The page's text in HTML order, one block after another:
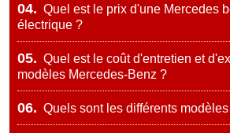
04. Quel est le prix d'une Mercedes
électrique ?
05. Quel est le coût d'entretien et
modèles Mercedes-Benz ?
06. Quels sont les différents